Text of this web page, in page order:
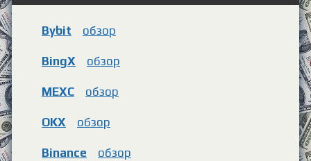
Bybit обзор
BingX обзор
MEXC обзор
OKX обзор
Binance обзор